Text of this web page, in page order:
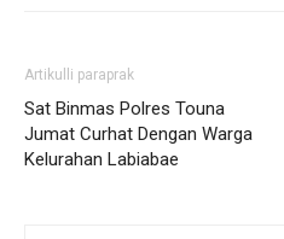
Artikulli paraprak
Sat Binmas Polres Touna
Jumat Curhat Dengan Warga
Kelurahan Labiabae